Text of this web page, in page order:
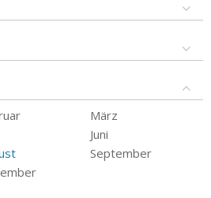
März
Juni
September